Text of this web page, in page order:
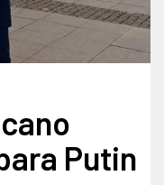
Putin